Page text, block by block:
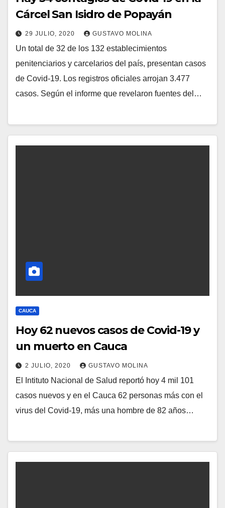
Cárcel San Isidro de Popayán
29 JULIO, 2020 GUSTAVO MOLINA
Un total de 32 de los 132 establecimientos
penitenciarios y carcelarios del país, presentan casos
de Covid-19. Los registros oficiales arrojan 3.477
casos. Según el informe que revelaron fuentes del…
CAUCA
Hoy 62 nuevos casos de Covid-19 y
un muerto en Cauca
2 JULIO, 2020 GUSTAVO MOLINA
El Intituto Nacional de Salud reportó hoy 4 mil 101
casos nuevos y en el Cauca 62 personas más con el
virus del Covid-19, más una hombre de 82 años…